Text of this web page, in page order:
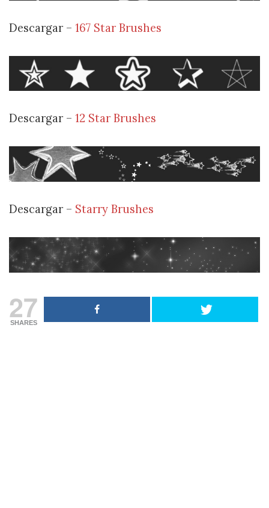
Descargar – 167 Star Brushes
Descargar – 12 Star Brushes
Descargar – Starry Brushes
27
SHARES